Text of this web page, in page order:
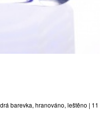
barevka, hranováno, leštěno | 11